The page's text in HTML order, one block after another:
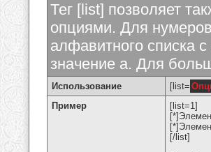
Тег [list] позволяет
опциями. Для
алфавитного списка
значение а. Для
Использование [list=
Пример
[list=1]
[/list]